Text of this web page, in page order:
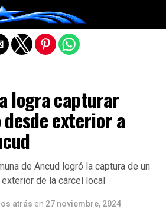
logra capturar
exterior a
de Ancud logró la captura de un
de la cárcel local
atrás en 27 noviembre, 2024
de la versión móvil